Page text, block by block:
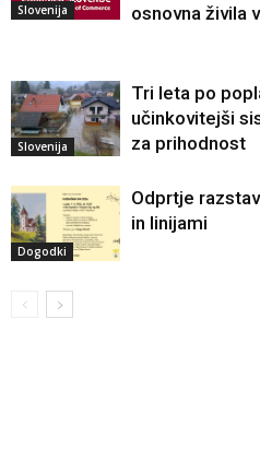
Slovenija
osnovna živila
Slovenija
Tri leta po
učinkovitejši
za prihodnost
Dogodki
Odprtje
in linijami